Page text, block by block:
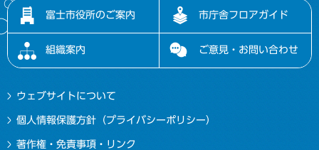
富士市役所のご案内 市庁舎フロアガイド
組織案内 ご意見・お問い合わせ
ウェブサイトについて
個人情報保護方針（プライバシーポリシー）
著作権・免責事項・リンク